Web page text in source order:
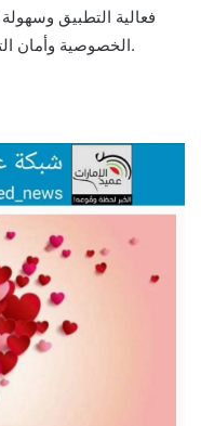
فعالية التطبيق
الخصوصية وأمان التطبيق لضمان حماية معلوماتك الشخصية.